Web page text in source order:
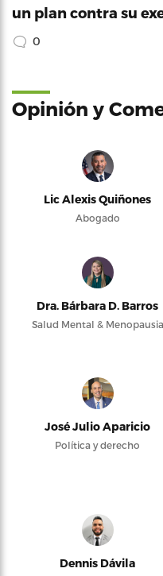
un plan contra su
0
Opinión y
Lic Alexis Quiñones
Abogado
Dra. Bárbara D. Barros
Salud Mental & Menopausia
José Julio Aparicio
Política y derecho
Dennis Dávila